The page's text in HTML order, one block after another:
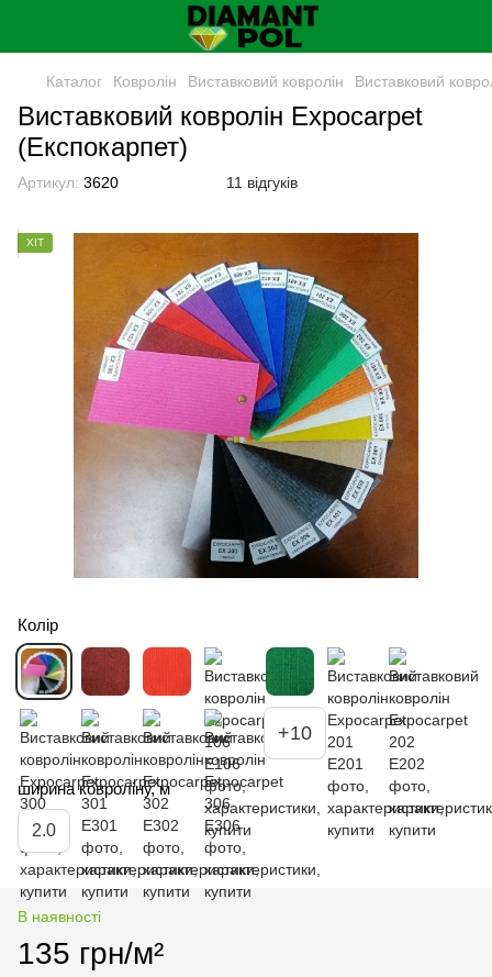
Каталог Ковролін Виставковий ковролін Виставковий
Виставковий ковролін Expocarpet
(Експокарпет)
Артикул: 3620 11 відгуків
ХІТ
Колір
+10
ширина ковроліну, м
2.0
В наявності
135 грн/м²